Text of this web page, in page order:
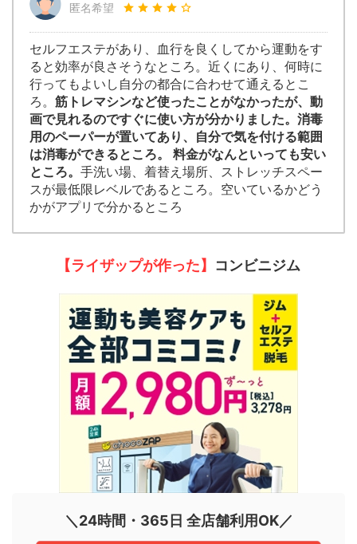
匿名希望
セルフエステがあり、血行を良くしてから運動をす
ると効率が良さそうなところ。近くにあり、何時に
行ってもよいし自分の都合に合わせて通えるとこ
ろ。 筋トレマシンなど使ったことがなかったが、動
画で見れるのですぐに使い方が分かりました。消毒
用のペーパーが置いてあり、自分で気を付ける範囲
は消毒ができるところ。 料金がなんといっても安い
ところ。 手洗い場、着替え場所、ストレッチスペー
スが最低限レベルであるところ。空いているかどう
かがアプリで分かるところ
【ライザップが作った】 コンビニジム
＼24時間・365日 全店舗利用OK／